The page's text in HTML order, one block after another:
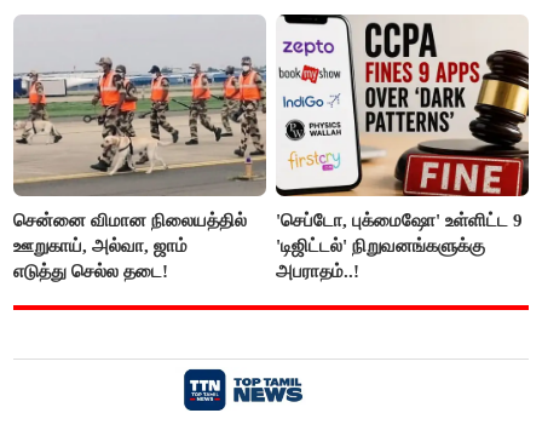
மக்கள்!
சென்னை விமான நிலையத்தில்
ஊறுகாய், அல்வா, ஜாம்
எடுத்து செல்ல தடை!
'செப்டோ, புக்மைஷோ' உள்ளிட்ட 9
'டிஜிட்டல்' நிறுவனங்களுக்கு
அபராதம்..!